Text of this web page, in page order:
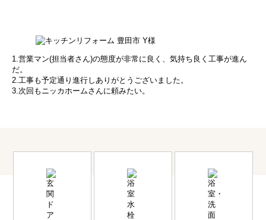
1.営業マン(担当者さん)の態度が非常に良く、気持ち良く工事が進ん
だ。
2.工事も予定通り進行しありがとうございました。
3.次回もニッカホームさんに頼みたい。